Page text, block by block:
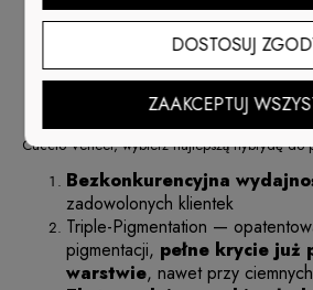
noParabens
notoluene
noxylene
Cuccio Veneer, wybierz najlepszą hybrydę do
Bezkonkurencyjna
zadowolonych klientek
Triple-Pigmentation —
pigmentacji, pełne krycie już
warstwie, nawet przy
DOSTOSUJ
ZAAKCEPTUJ